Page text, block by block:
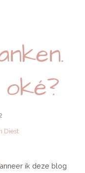
Diest
ik deze blog